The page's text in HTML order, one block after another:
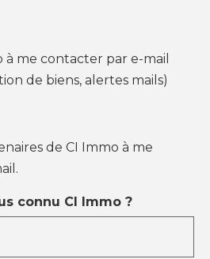
à me contacter par e-mail
de biens, alertes mails)
de CI Immo à me
connu CI Immo ?